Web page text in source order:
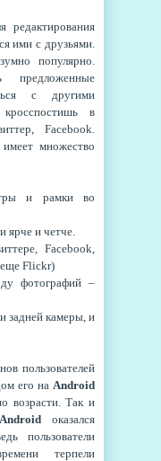
редактирования
ими с друзьями.
популярно.
предложенные
с другими
кросспостишь в
Facebook.
множество
и рамки во
ярче и четче.
Facebook,
еще Flickr)
фотографий –
задней камеры, и
пользователей
его на Android
возрасти. Так и
Android оказался
пользователи
терпели